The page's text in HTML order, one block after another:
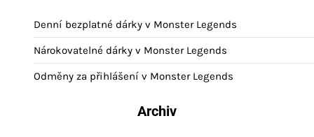
Denní bezplatné dárky v Monster Legends
Nárokovatelné dárky v Monster Legends
Odměny za přihlášení v Monster Legends
Archiv